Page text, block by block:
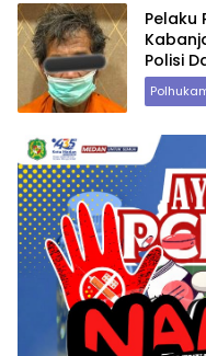
Pelaku
Polisi